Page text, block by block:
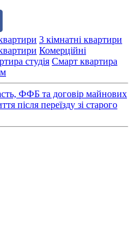
3 кімнатні квартири
Комерційні
студія Смарт квартира
ФФБ та договір майнових
після переїзду зі старого